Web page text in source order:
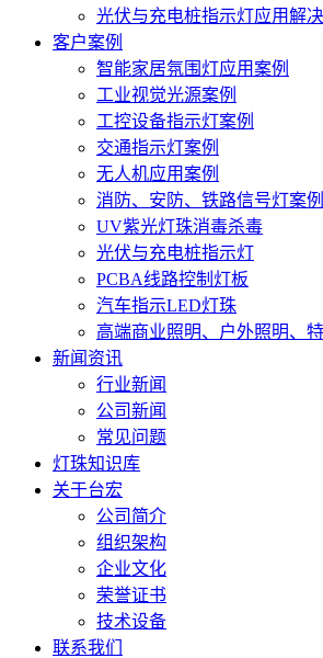
光伏与充电桩指示灯应用解
客户案例
智能家居氛围灯应用案例
工业视觉光源案例
工控设备指示灯案例
交通指示灯案例
无人机应用案例
消防、安防、铁路信号灯案例
UV紫光灯珠消毒杀毒
光伏与充电桩指示灯
PCBA线路控制灯板
汽车指示LED灯珠
高端商业照明、户外照明、
新闻资讯
行业新闻
公司新闻
常见问题
灯珠知识库
关于台宏
公司简介
组织架构
企业文化
荣誉证书
技术设备
联系我们